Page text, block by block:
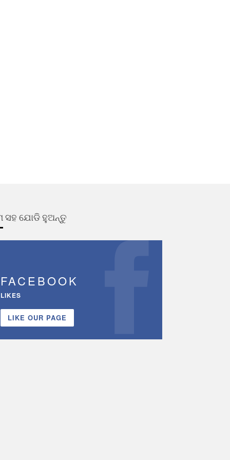
ସହ ଯୋଡି ହୁଅନ୍ତୁ
FACEBOOK
LIKES
LIKE OUR PAGE